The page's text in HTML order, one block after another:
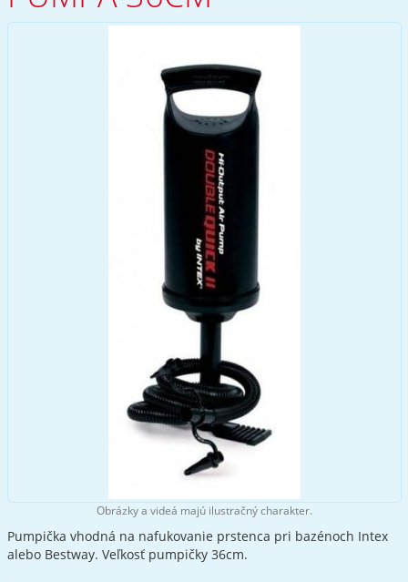
Obrázky a videá majú ilustračný charakter.
Pumpička vhodná na nafukovanie prstenca pri bazénoch Intex
alebo Bestway. Veľkosť pumpičky 36cm.